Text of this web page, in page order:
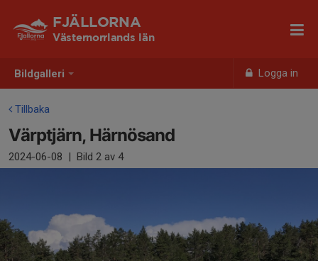
Bildgalleri Logga in
FJÄLLORNA
Västernorrlands län
Tillbaka
Värptjärn, Härnösand
2024-06-08 | Bild 2 av 4